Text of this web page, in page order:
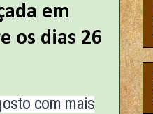
em
os dias 26
com mais